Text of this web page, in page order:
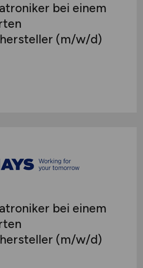
bei einem
(m/w/d)
bei einem
(m/w/d)